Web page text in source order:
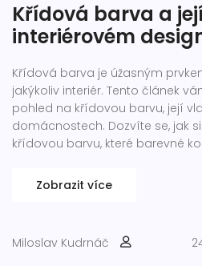
Křídová barva a
interiérovém
Křídová barva je úžasným
jakýkoliv interiér. Tento článek
pohled na křídovou barvu, její
domácnostech. Dozvíte se, jak
křídovou barvu, které barevné
designu a dekorace. A možná
Zobrazit více
Miloslav Kudrnáč